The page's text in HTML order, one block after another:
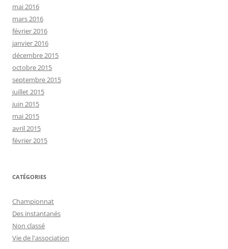
mai 2016
mars 2016
février 2016
janvier 2016
décembre 2015
octobre 2015
septembre 2015
juillet 2015
juin 2015
mai 2015
avril 2015
février 2015
CATÉGORIES
Championnat
Des instantanés
Non classé
Vie de l'association